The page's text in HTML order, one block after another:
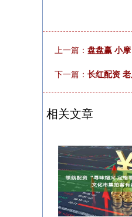
上一篇： 盘盘赢 小
下一篇： 长红配资
相关文章